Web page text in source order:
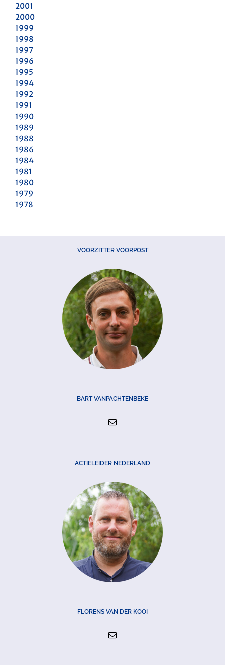
2001
2000
1999
1998
1997
1996
1995
1994
1992
1991
1990
1989
1988
1986
1984
1981
1980
1979
1978
VOORZITTER VOORPOST
BART VANPACHTENBEKE
ACTIELEIDER NEDERLAND
FLORENS VAN DER KOOI